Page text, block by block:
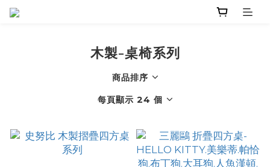
木製-桌椅系列
商品排序
每頁顯示 24 個